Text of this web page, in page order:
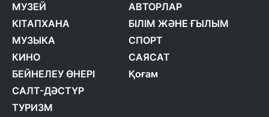
МУЗЕЙ
КІТАПХАНА
МУЗЫКА
КИНО
БЕЙНЕЛЕУ ӨНЕРІ
САЛТ-ДӘСТҮР
ТУРИЗМ
АВТОРЛАР
БІЛІМ ЖӘНЕ ҒЫЛЫМ
СПОРТ
САЯСАТ
Қоғам